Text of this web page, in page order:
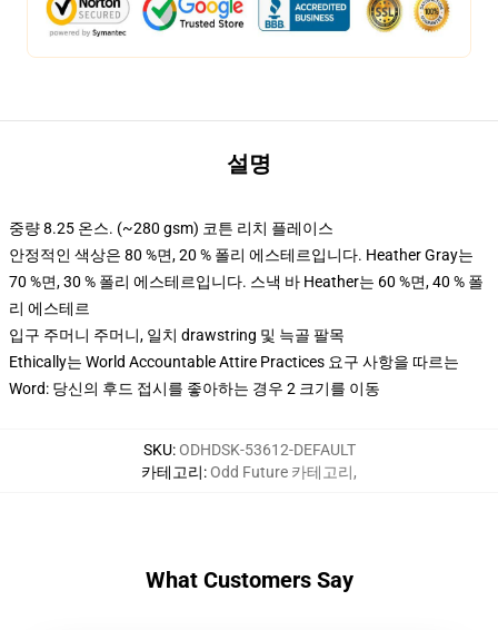
설명
중량 8.25 온스. (~280 gsm) 코튼 리치 플레이스
안정적인 색상은 80 %면, 20 % 폴리 에스테르입니다. Heather Gray는
70 %면, 30 % 폴리 에스테르입니다. 스낵 바 Heather는 60 %면, 40 % 폴
리 에스테르
입구 주머니 주머니, 일치 drawstring 및 늑골 팔목
Ethically는 World Accountable Attire Practices 요구 사항을 따르는
Word: 당신의 후드 접시를 좋아하는 경우 2 크기를 이동
SKU:ODHDSK-53612-DEFAULT
카테고리:Odd Future 카테고리,
What Customers Say